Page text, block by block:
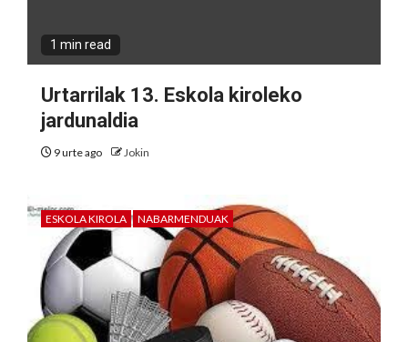
1 min read
Urtarrilak 13. Eskola kiroleko
jardunaldia
9 urte ago Jokin
ESKOLA KIROLA NABARMENDUAK